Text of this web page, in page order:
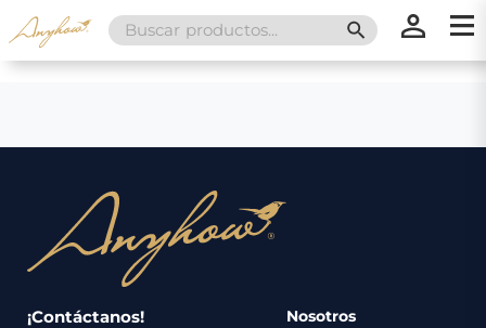
Search
for:
SEARCH
¡Contáctanos! Nosotros
Nosotros
Servicios
Catálogo
Regalos